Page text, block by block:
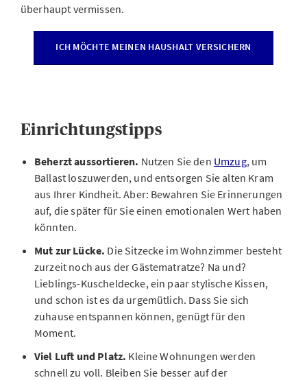
überhaupt vermissen.
ICH MÖCHTE MEINEN HAUSHALT VERSICHERN
Einrichtungstipps
Beherzt aussortieren. Nutzen Sie den Umzug, um
Ballast loszuwerden, und entsorgen Sie alten Kram
aus Ihrer Kindheit. Aber: Bewahren Sie Erinnerungen
auf, die später für Sie einen emotionalen Wert haben
könnten.
Mut zur Lücke. Die Sitzecke im Wohnzimmer besteht
zurzeit noch aus der Gästematratze? Na und?
Lieblings-Kuscheldecke, ein paar stylische Kissen,
und schon ist es da urgemütlich. Dass Sie sich
zuhause entspannen können, genügt für den
Moment.
Viel Luft und Platz. Kleine Wohnungen werden
schnell zu voll. Bleiben Sie besser auf der